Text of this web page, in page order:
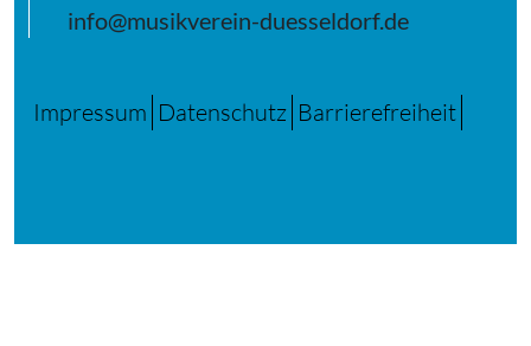
info@musikverein-duesseldorf.de
Impressum Datenschutz Barrierefreiheit